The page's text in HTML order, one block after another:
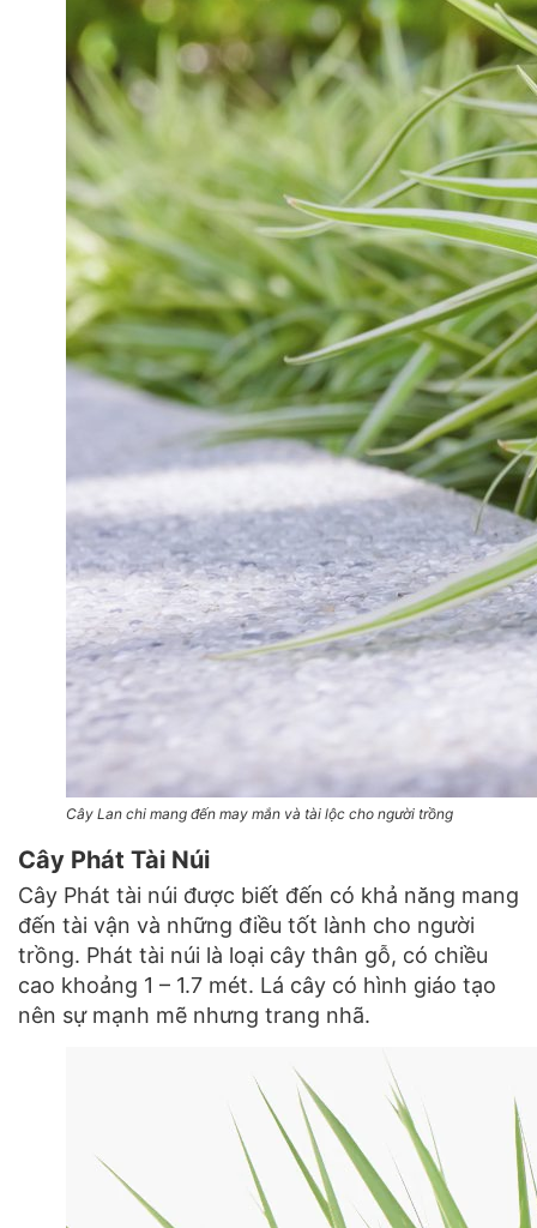
Cây Lan chi mang đến may mắn và tài lộc cho người trồng
Cây Phát Tài Núi
Cây Phát tài núi được biết đến có khả năng mang
đến tài vận và những điều tốt lành cho người
trồng. Phát tài núi là loại cây thân gỗ, có chiều
cao khoảng 1 – 1.7 mét. Lá cây có hình giáo tạo
nên sự mạnh mẽ nhưng trang nhã.